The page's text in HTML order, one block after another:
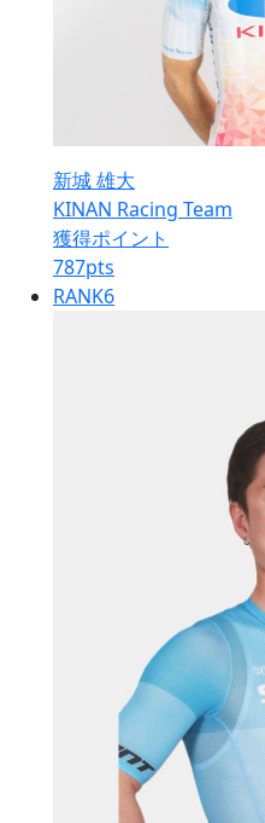
新城 雄大
KINAN Racing Team
獲得ポイント
787pts
RANK6